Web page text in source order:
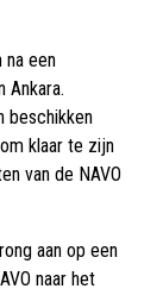
na een
Ankara.
beschikken
klaar te zijn
van de NAVO
aan op een
naar het